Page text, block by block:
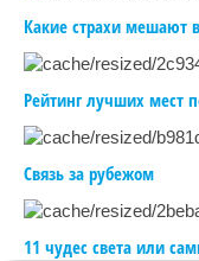
Какие страхи мешают
Рейтинг лучших мест
Связь за рубежом
11 чудес света или